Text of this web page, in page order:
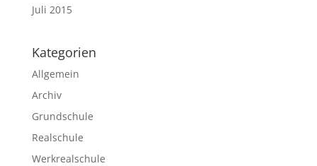
Juli 2015
Kategorien
Allgemein
Archiv
Grundschule
Realschule
Werkrealschule